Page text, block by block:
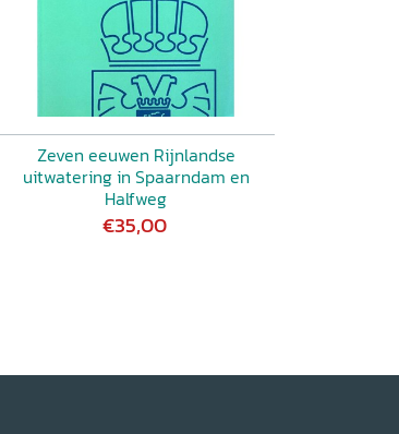
Zeven eeuwen Rijnlandse
uitwatering in Spaarndam en
Halfweg
€35,00